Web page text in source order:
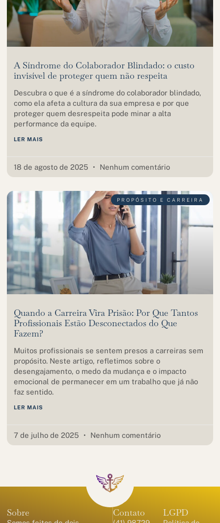
A Síndrome do Colaborador Blindado: o custo
invisível de proteger quem não respeita
Descubra o que é a síndrome do colaborador blindado,
como ela afeta a cultura da sua empresa e por que
proteger quem desrespeita pode minar a alta
performance da equipe.
LER MAIS
18 de agosto de 2025 Nenhum comentário
PROPÓSITO E CARREIRA
Quando a Carreira Vira Prisão: Por Que Tantos
Profissionais Estão Desconectados do Que
Fazem?
Muitos profissionais se sentem presos a carreiras sem
propósito. Neste artigo, refletimos sobre o
desengajamento, o medo da mudança e o impacto
emocional de permanecer em um trabalho que já não
faz sentido.
LER MAIS
7 de julho de 2025 Nenhum comentário
Sobre Contato LGPD